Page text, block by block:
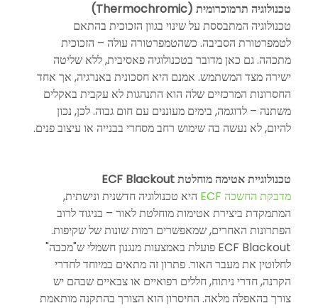
טכנולוגיה תרמוכרומית (Thermochromic)
טכנולוגיה המתבססת על שינוי בגוון הזכוכית בהתאם
לטמפרטורת הסביבה. כשהטמפרטורה עולה – הזכוכית
מתכהה. גם כאן מדובר בטכנולוגיה פאסיבית, ללא שליטה
ישירה מצד המשתמש. אמנם היא חסכונית באנרגיה, אך אחד
החסרונות המרכזיים שלה הוא התנהגות לא עקבית באקלים
משתנה – לדוגמה, בימים מעוננים עם חום גבוה. לכן, נכון
להיום, לא נעשה בה שימוש רחב מסחרי בבנייה או עיצוב פנים.
טכנולוגיית אטימה מוחלטת ECF Blackout
מדבקת החשכה ECF
היא טכנולוגיה חדשנית ונישתית,
המתמקדת ביצירת אטימות מוחלטת לאור – בניגוד לרוב
הפתרונות האחרים, שמאפשרים רמות שונות של שקיפות.
ECF Blackout פועלת באמצעות מנגנון חשמלי ש"מכבה"
לחלוטין את מעבר האור. פתרון זה מתאים במיוחד לחדרי
הקרנה, חדרי ניתוח, חללים רפואיים או צבאיים שבהם יש
צורך בהאפלה מלאה. החיסרון הוא הצורך בהתקנה מותאמת